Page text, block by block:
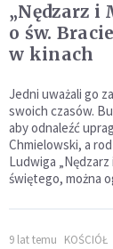
„Nędzarz i
o św.
w kinach
Jedni uważali go
swoich czasów.
aby odnaleźć
Chmielowski, a
Ludwiga
świętego, można
9 lat temu KOŚCIÓŁ